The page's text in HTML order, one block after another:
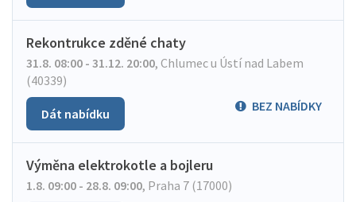
Rekontrukce zděné chaty
31.8. 08:00 - 31.12. 20:00, Chlumec u Ústí nad Labem
(40339)
BEZ NABÍDKY
Dát nabídku
Výměna elektrokotle a bojleru
1.8. 09:00 - 28.8. 09:00, Praha 7 (17000)